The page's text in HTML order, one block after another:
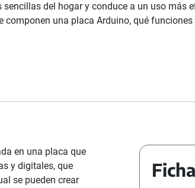
del hogar y conduce a un uso más
una placa Arduino, qué
en una placa que
y digitales, que
se pueden crear
Ficha